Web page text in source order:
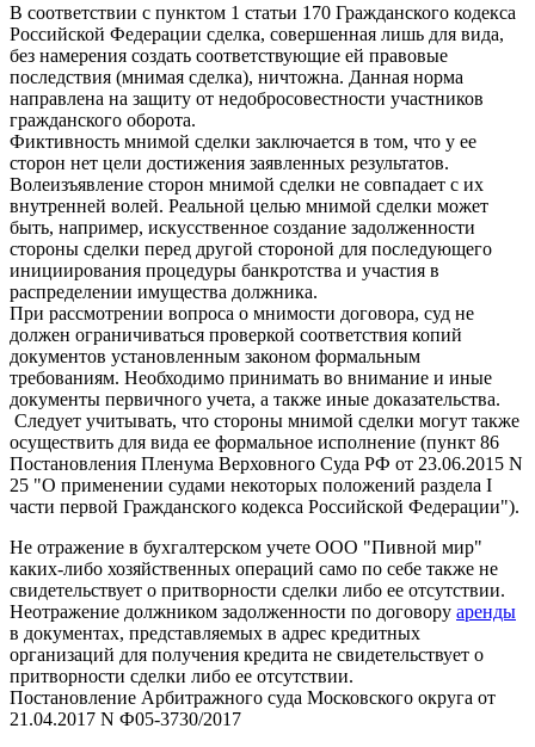
В соответствии с пунктом 1 статьи 170 Гражданского кодекса
Российской Федерации сделка, совершенная лишь для вида,
без намерения создать соответствующие ей правовые
последствия (мнимая сделка), ничтожна. Данная норма
направлена на защиту от недобросовестности участников
гражданского оборота.
Фиктивность мнимой сделки заключается в том, что у ее
сторон нет цели достижения заявленных результатов.
Волеизъявление сторон мнимой сделки не совпадает с их
внутренней волей. Реальной целью мнимой сделки может
быть, например, искусственное создание задолженности
стороны сделки перед другой стороной для последующего
инициирования процедуры банкротства и участия в
распределении имущества должника.
При рассмотрении вопроса о мнимости договора, суд не
должен ограничиваться проверкой соответствия копий
документов установленным законом формальным
требованиям. Необходимо принимать во внимание и иные
документы первичного учета, а также иные доказательства.
Следует учитывать, что стороны мнимой сделки могут также
осуществить для вида ее формальное исполнение (пункт 86
Постановления Пленума Верховного Суда РФ от 23.06.2015 N
25 "О применении судами некоторых положений раздела I
части первой Гражданского кодекса Российской Федерации").
Не отражение в бухгалтерском учете ООО "Пивной мир"
каких-либо хозяйственных операций само по себе также не
свидетельствует о притворности сделки либо ее отсутствии.
Неотражение должником задолженности по договору аренды
в документах, представляемых в адрес кредитных
организаций для получения кредита не свидетельствует о
притворности сделки либо ее отсутствии.
Постановление Арбитражного суда Московского округа от
21.04.2017 N Ф05-3730/2017